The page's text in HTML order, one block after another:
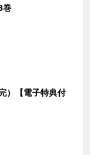
巻
）【電子特典付